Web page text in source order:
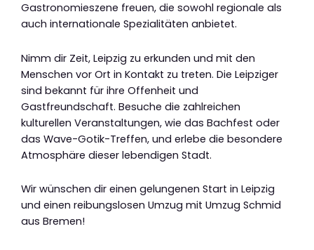
Gastronomieszene freuen, die sowohl regionale als
auch internationale Spezialitäten anbietet.
Nimm dir Zeit, Leipzig zu erkunden und mit den
Menschen vor Ort in Kontakt zu treten. Die Leipziger
sind bekannt für ihre Offenheit und
Gastfreundschaft. Besuche die zahlreichen
kulturellen Veranstaltungen, wie das Bachfest oder
das Wave-Gotik-Treffen, und erlebe die besondere
Atmosphäre dieser lebendigen Stadt.
Wir wünschen dir einen gelungenen Start in Leipzig
und einen reibungslosen Umzug mit Umzug Schmid
aus Bremen!